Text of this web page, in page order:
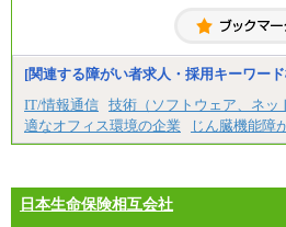
■(株)JTBコミュニケーシ
総合職 月給230,000円
みなし残業手当：
残業手当の残業時間は
間に応じて、時間外手
エリアサポート職 月給
■（株）JTBグローバル
[関連する障がい者求人・採用キーワー
IT/情報通信 技術（ソフトウェア、ネッ
適なオフィス環境の企業
じん臓機能障
日本生命保険相互会社